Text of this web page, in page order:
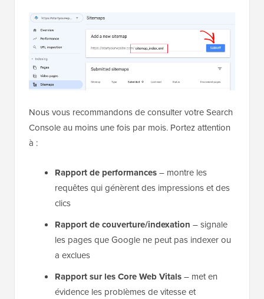
Nous vous recommandons de consulter votre Search
Console au moins une fois par mois. Portez attention
à :
Rapport de performances– montre les
requêtes qui génèrent des impressions et des
clics
Rapport de couverture/indexation – signale
les pages que Google ne peut pas indexer ou
a exclues
Rapport sur les Core Web Vitals– met en
évidence les problèmes de vitesse et